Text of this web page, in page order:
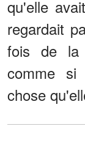
qu'elle
regardait
fois de la
comme si
chose